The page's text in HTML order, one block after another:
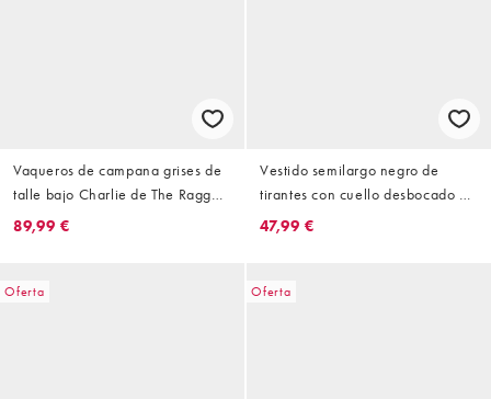
Vaqueros de campana grises de
talle bajo Charlie de The Ragged
Priest
89,99 €
Vestido semilargo negro de
tirantes con cuello desbocado y
espalda escotada de The Ragged
47,99 €
Oferta Oferta